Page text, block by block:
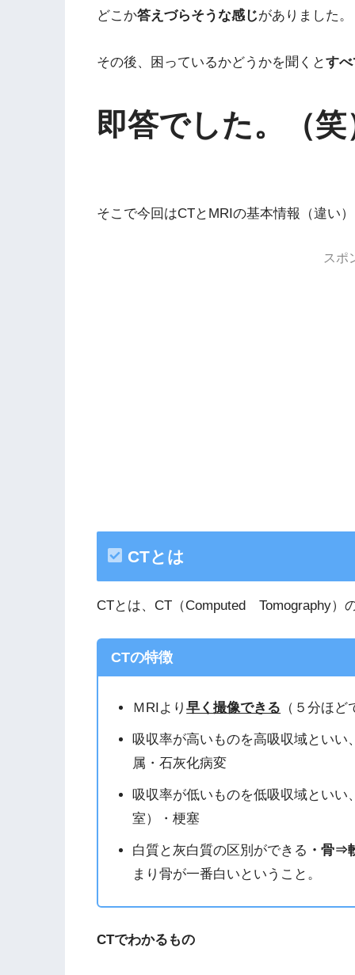
どこか答えづらそうな感じがありました。
その後、困っているかどうかを聞くとす
即答でした。（笑
そこで今回はCTとMRIの基本情報（違い
スポ
CTとは
CTとは、CT（Computed Tomography）
CTの特徴
ＭRIより早く撮像できる （５分ほ
吸収率が高いものを高吸収域といい
属・石灰化病変
吸収率が低いものを低吸収域といい
室）・梗塞
白質と灰白質の区別ができる ・骨⇒
まり骨が一番白いということ。
CTでわかるもの